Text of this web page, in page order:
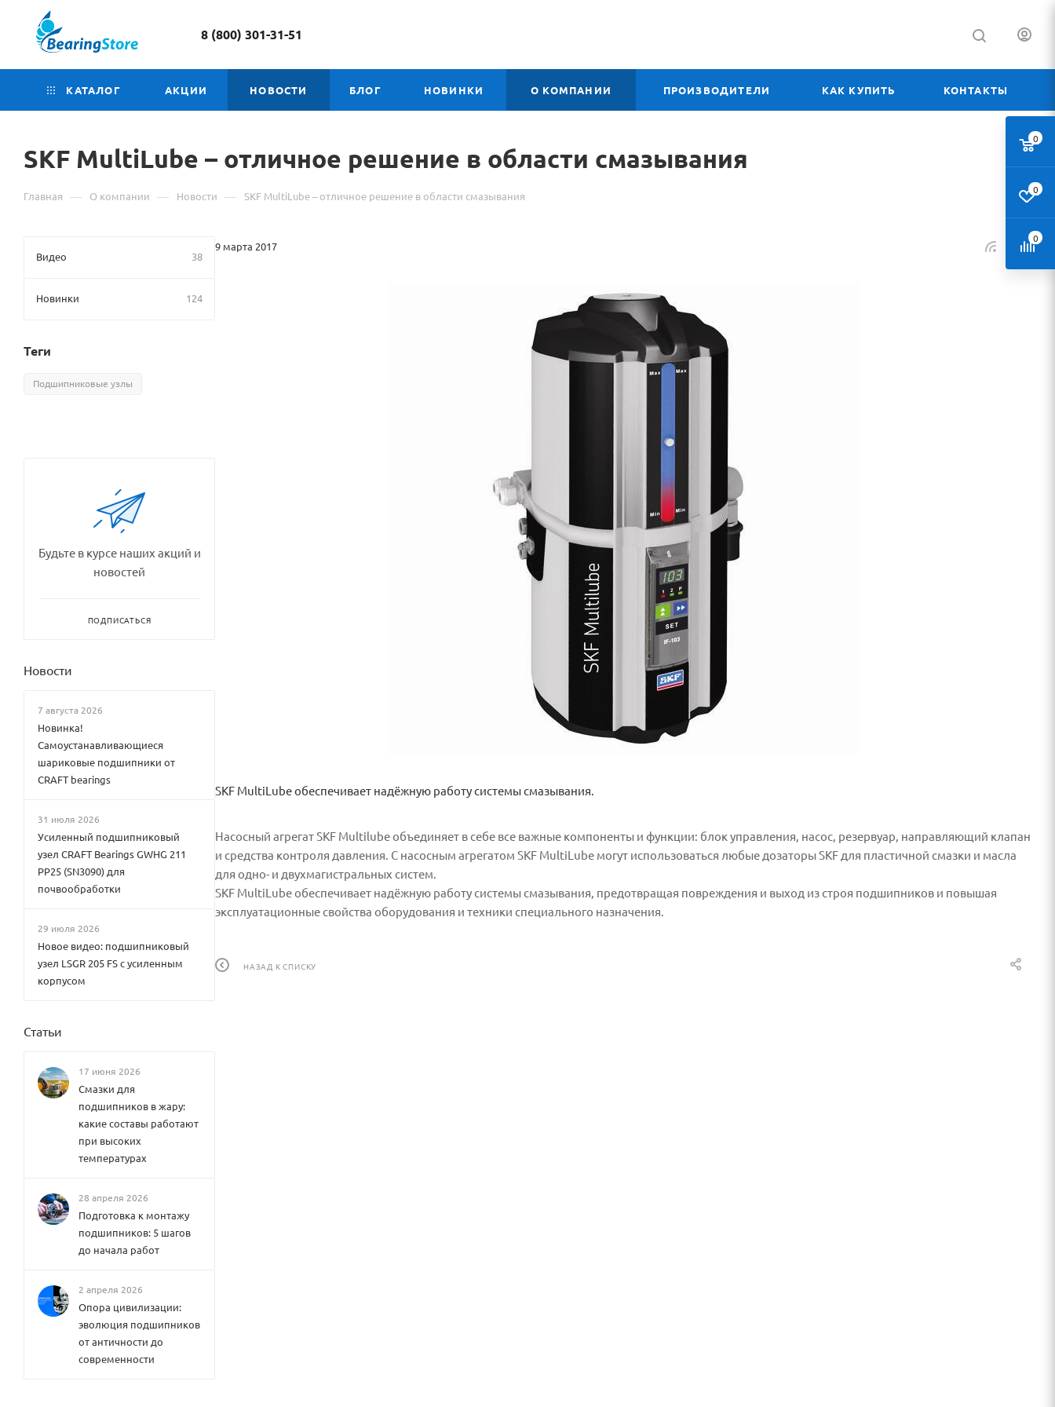
8 (800) 301-31-51
КАТАЛОГ АКЦИИ НОВОСТИ БЛОГ НОВИНКИ О КОМПАНИИ ПРОИЗВОДИТЕЛИ КАК КУПИТЬ КОНТАКТЫ
SKF MultiLube – отличное решение в области смазывания
Главная — О компании — Новости — SKF MultiLube – отличное решение в области смазывания
9 марта 2017
SKF MultiLube обеспечивает надёжную работу системы смазывания.
Насосный агрегат SKF Multilube объединяет в себе все важные компоненты и функции: блок управления, насос, резервуар, направляющий клапан
и средства контроля давления. С насосным агрегатом SKF MultiLube могут использоваться любые дозаторы SKF для пластичной смазки и масла
для одно- и двухмагистральных систем.
SKF MultiLube обеспечивает надёжную работу системы смазывания, предотвращая повреждения и выход из строя подшипников и повышая
эксплуатационные свойства оборудования и техники специального назначения.
НАЗАД К СПИСКУ
Видео 38
Новинки 124
Теги
Подшипниковые узлы
Будьте в курсе наших акций и
новостей
ПОДПИСАТЬСЯ
Новости
7 августа 2026
Новинка!
Самоустанавливающиеся
шариковые подшипники от
CRAFT bearings
31 июля 2026
Усиленный подшипниковый
узел CRAFT Bearings GWHG 211
PP25 (SN3090) для
почвообработки
29 июля 2026
Новое видео: подшипниковый
узел LSGR 205 FS с усиленным
корпусом
Статьи
17 июня 2026
Смазки для
подшипников в жару:
какие составы работают
при высоких
температурах
28 апреля 2026
Подготовка к монтажу
подшипников: 5 шагов
до начала работ
2 апреля 2026
Опора цивилизации:
эволюция подшипников
от античности до
современности
0
0
0